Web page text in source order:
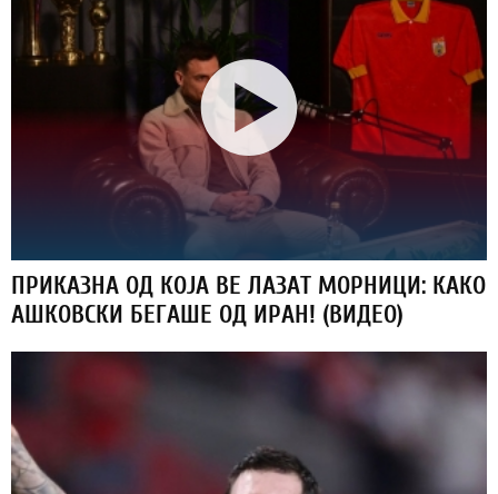
ПРИКАЗНА ОД КОЈА ВЕ ЛАЗАТ МОРНИЦИ: КАКО
АШКОВСКИ БЕГАШЕ ОД ИРАН! (ВИДЕО)